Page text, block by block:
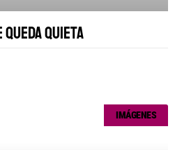
queda quieta
IMÁGENES